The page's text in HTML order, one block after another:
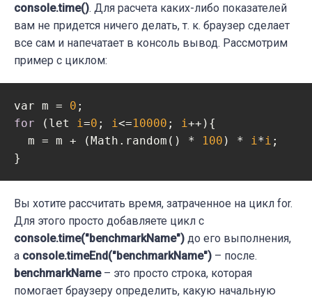
console.time(). Для расчета каких-либо показателей
вам не придется ничего делать, т. к. браузер сделает
все сам и напечатает в консоль вывод. Рассмотрим
пример с циклом:
var m = 0
for (let i =0 ; i <=10000 ; i ++){
  m = m + (Math.random() *
100 ) * i *i ;
}
Вы хотите рассчитать время, затраченное на цикл for.
Для этого просто добавляете цикл с
console.time("benchmarkName") до его выполнения,
а console.timeEnd("benchmarkName") – после.
benchmarkName– это просто строка, которая
помогает браузеру определить, какую начальную